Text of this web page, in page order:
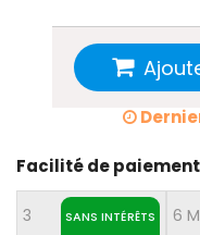
Facilité de
3
SANS INTÉRÊTS 6